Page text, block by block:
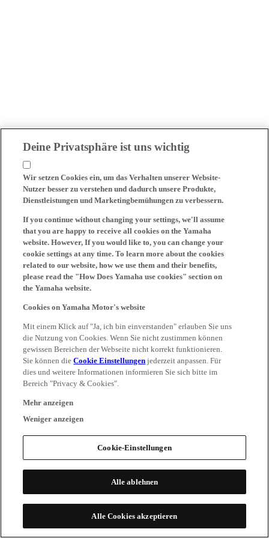
Deine Privatsphäre ist uns wichtig
Wir setzen Cookies ein, um das Verhalten unserer Website-
Nutzer besser zu verstehen und dadurch unsere Produkte,
Dienstleistungen und Marketingbemühungen zu verbessern.
If you continue without changing your settings, we'll assume
that you are happy to receive all cookies on the Yamaha
website. However, If you would like to, you can change your
cookie settings at any time. To learn more about the cookies
related to our website, how we use them and their benefits,
please read the "How Does Yamaha use cookies" section on
the Yamaha website.
Cookies on Yamaha Motor's website
Mit einem Klick auf "Ja, ich bin einverstanden" erlauben Sie uns
die Nutzung von Cookies. Wenn Sie nicht zustimmen können
gewissen Bereichen der Webseite nicht korrekt funktionieren.
Sie können dieCookie Einstellungen jederzeit anpassen. Für
dies und weitere Informationen informieren Sie sich bitte im
Bereich "Privacy & Cookies".
Mehr anzeigen
Weniger anzeigen
Cookie-Einstellungen
Alle ablehnen
Alle Cookies akzeptieren